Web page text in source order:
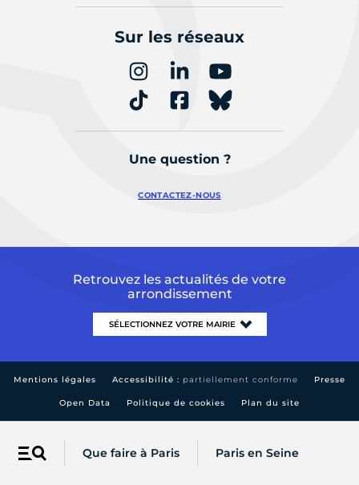
Menu Que faire à Paris Paris en Seine
Sur les réseaux
Une question ?
CONTACTEZ-NOUS
Retrouvez les actualités de votre
arrondissement
Mentions légales Accessibilité : partiellement conforme Presse
Open Data Politique de cookies Plan du site